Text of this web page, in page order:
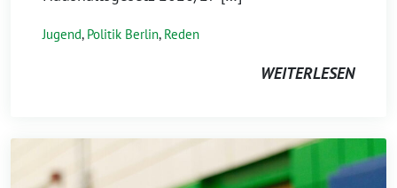
Jugend, Politik Berlin, Reden
WEITERLESEN